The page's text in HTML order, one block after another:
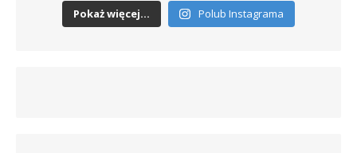
Pokaż więcej... Polub Instagrama